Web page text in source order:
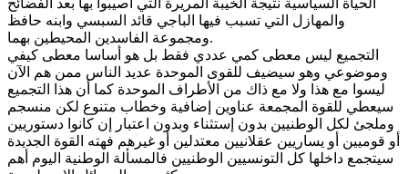
والمهازل التي تسبب فيها الباجي قائد السبسي وابنه حافظ
ومجموعة الفاسدين المحيطين بهما.
التجميع ليس معطى كمي عددي فقط بل هو أساسا معطى كيفي
وموضوعي وهو سيضيف للقوى الموحدة عديد الناس ممن هم الآن
ليسوا مع هذا ولا مع ذاك من الأطراف الموحدة كما أن هذا التجميع
سيعطي للقوة المجمعة عناوين إضافية وخطاب متنوع لكن منسجم
وملجئ لكل الوطنيين بدون إستثناء وبدون اعتبار إن كانوا دستوريين
أو قوميين أو يساريين عقلانيين معتدلين أو غيرهم فهته القوة الجديدة
سيتجمع داخلها كل التونسيين الوطنيين فالمسألة الوطنية اليوم أهم